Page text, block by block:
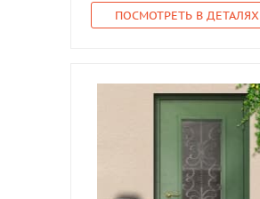
ПОСМОТРЕТЬ В ДЕТАЛЯХ